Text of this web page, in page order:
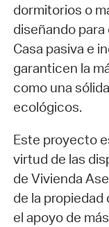
dormitorios o
diseñando
Casa pasiva e
garanticen la
como una
ecológicos.
Este proyecto
virtud de las
de Vivienda
de la
el apoyo de